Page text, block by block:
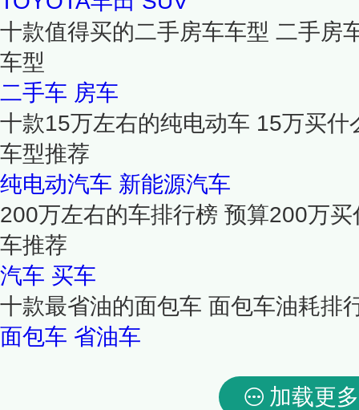
十款值得买的二手房车车型 二手房
车型
二手车 房车
十款15万左右的纯电动车 15万买
车型推荐
纯电动汽车 新能源汽车
200万左右的车排行榜 预算200万
车推荐
汽车 买车
十款最省油的面包车 面包车油耗排
面包车 省油车
加载更多